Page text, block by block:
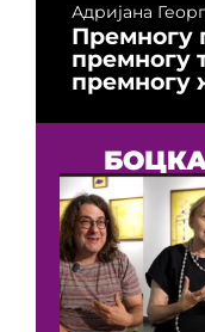
Адријана
Премногу
премногу
премногу